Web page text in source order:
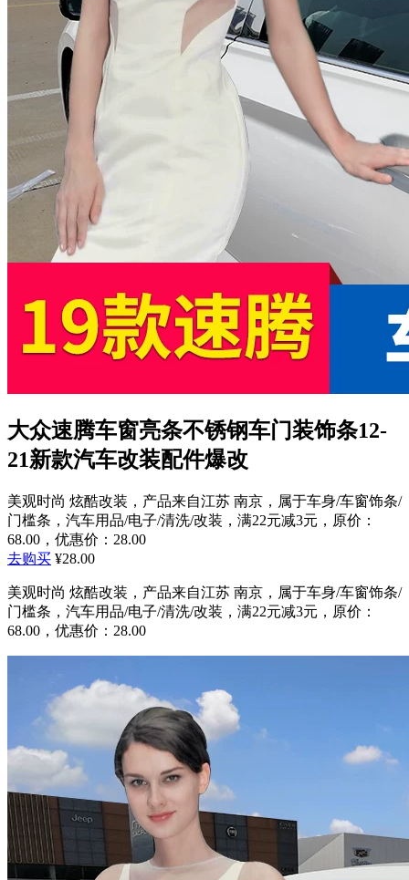
大众速腾车窗亮条不锈钢车门装饰条12-
21新款汽车改装配件爆改
美观时尚 炫酷改装，产品来自江苏 南京，属于车身/车窗饰条/
门槛条，汽车用品/电子/清洗/改装，满22元减3元，原价：
68.00，优惠价：28.00
去购买 ¥28.00
美观时尚 炫酷改装，产品来自江苏 南京，属于车身/车窗饰条/
门槛条，汽车用品/电子/清洗/改装，满22元减3元，原价：
68.00，优惠价：28.00